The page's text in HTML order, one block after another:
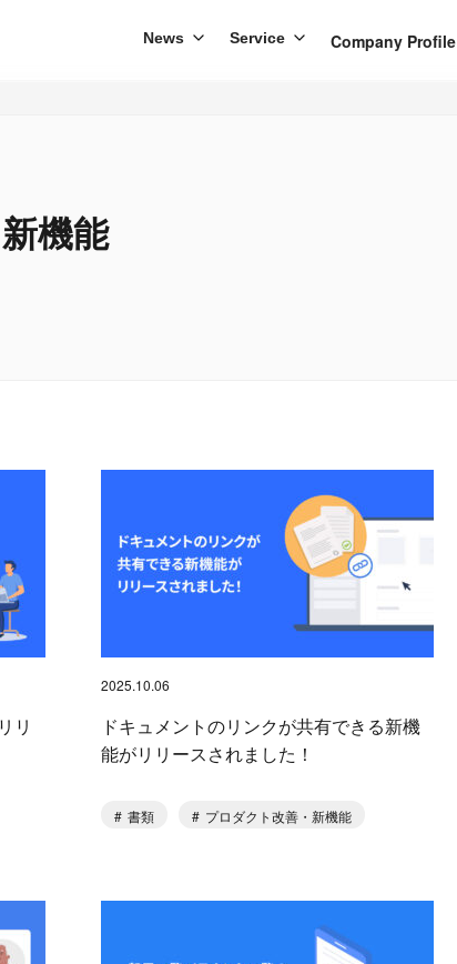
News Service Company Profile
機能
リ
2025.10.06
ドキュメントのリンクが共有できる新機
能がリリースされました！
書類 プロダクト改善・新機能